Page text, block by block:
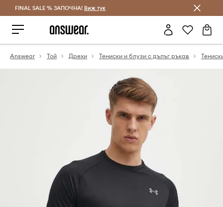
Спестявай с Answear Club
FINAL SALE % ЗАПОЧНА! Виж тук
Answear Той Дрехи Тениски и блузи с дълъг ръкав